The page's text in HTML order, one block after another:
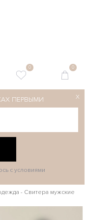
0 0
ПЕРВЫМИ X
с условиями
- Свитера мужские